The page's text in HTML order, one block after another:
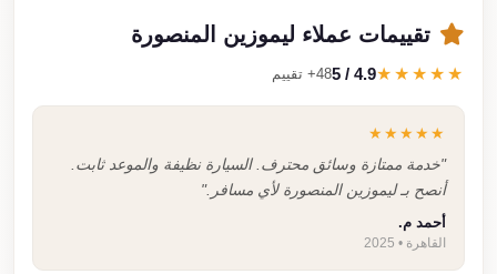
تقييمات عملاء ليموزين المنصورة
★★★★★
4.9 / 5 48+ تقييم
★★★★★
"خدمة ممتازة وسائق محترف. السيارة نظيفة والموعد ثابت.
أنصح بـ ليموزين المنصورة لأي مسافر."
أحمد م.
القاهرة • 2025